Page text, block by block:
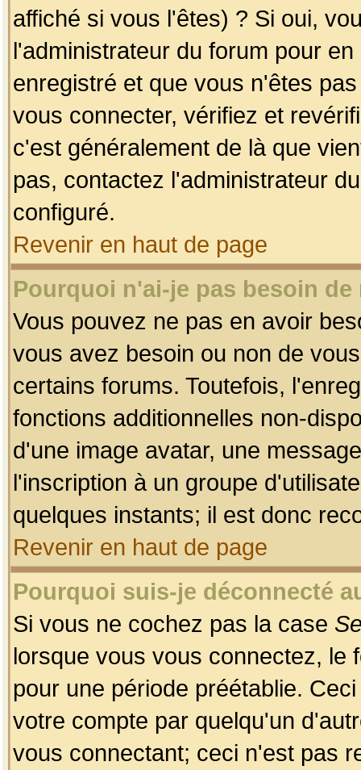
affiché si vous l'êtes) ? Si oui,
l'administrateur du forum pour
enregistré et que vous n'êtes
vous connecter, vérifiez et
c'est généralement de là que
pas, contactez l'administrateur
configuré.
Revenir en haut de page
Pourquoi n'ai-je pas besoin
Vous pouvez ne pas en avoir
vous avez besoin ou non de
certains forums. Toutefois,
fonctions additionnelles non-
d'une image avatar, une
l'inscription à un groupe
quelques instants; il est donc
Revenir en haut de page
Pourquoi suis-je déconnecté
Si vous ne cochez pas la case
lorsque vous vous connectez, le
pour une période préétablie.
votre compte par quelqu'un
vous connectant; ceci n'est pas